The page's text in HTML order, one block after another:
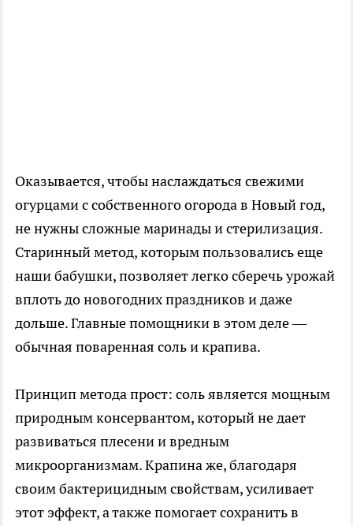
Оказывается, чтобы наслаждаться свежими
огурцами с собственного огорода в Новый год,
не нужны сложные маринады и стерилизация.
Старинный метод, которым пользовались еще
наши бабушки, позволяет легко сберечь урожай
вплоть до новогодних праздников и даже
дольше. Главные помощники в этом деле —
обычная поваренная соль и крапива.
Принцип метода прост: соль является мощным
природным консервантом, который не дает
развиваться плесени и вредным
микроорганизмам. Крапина же, благодаря
своим бактерицидным свойствам, усиливает
этот эффект, а также помогает сохранить в